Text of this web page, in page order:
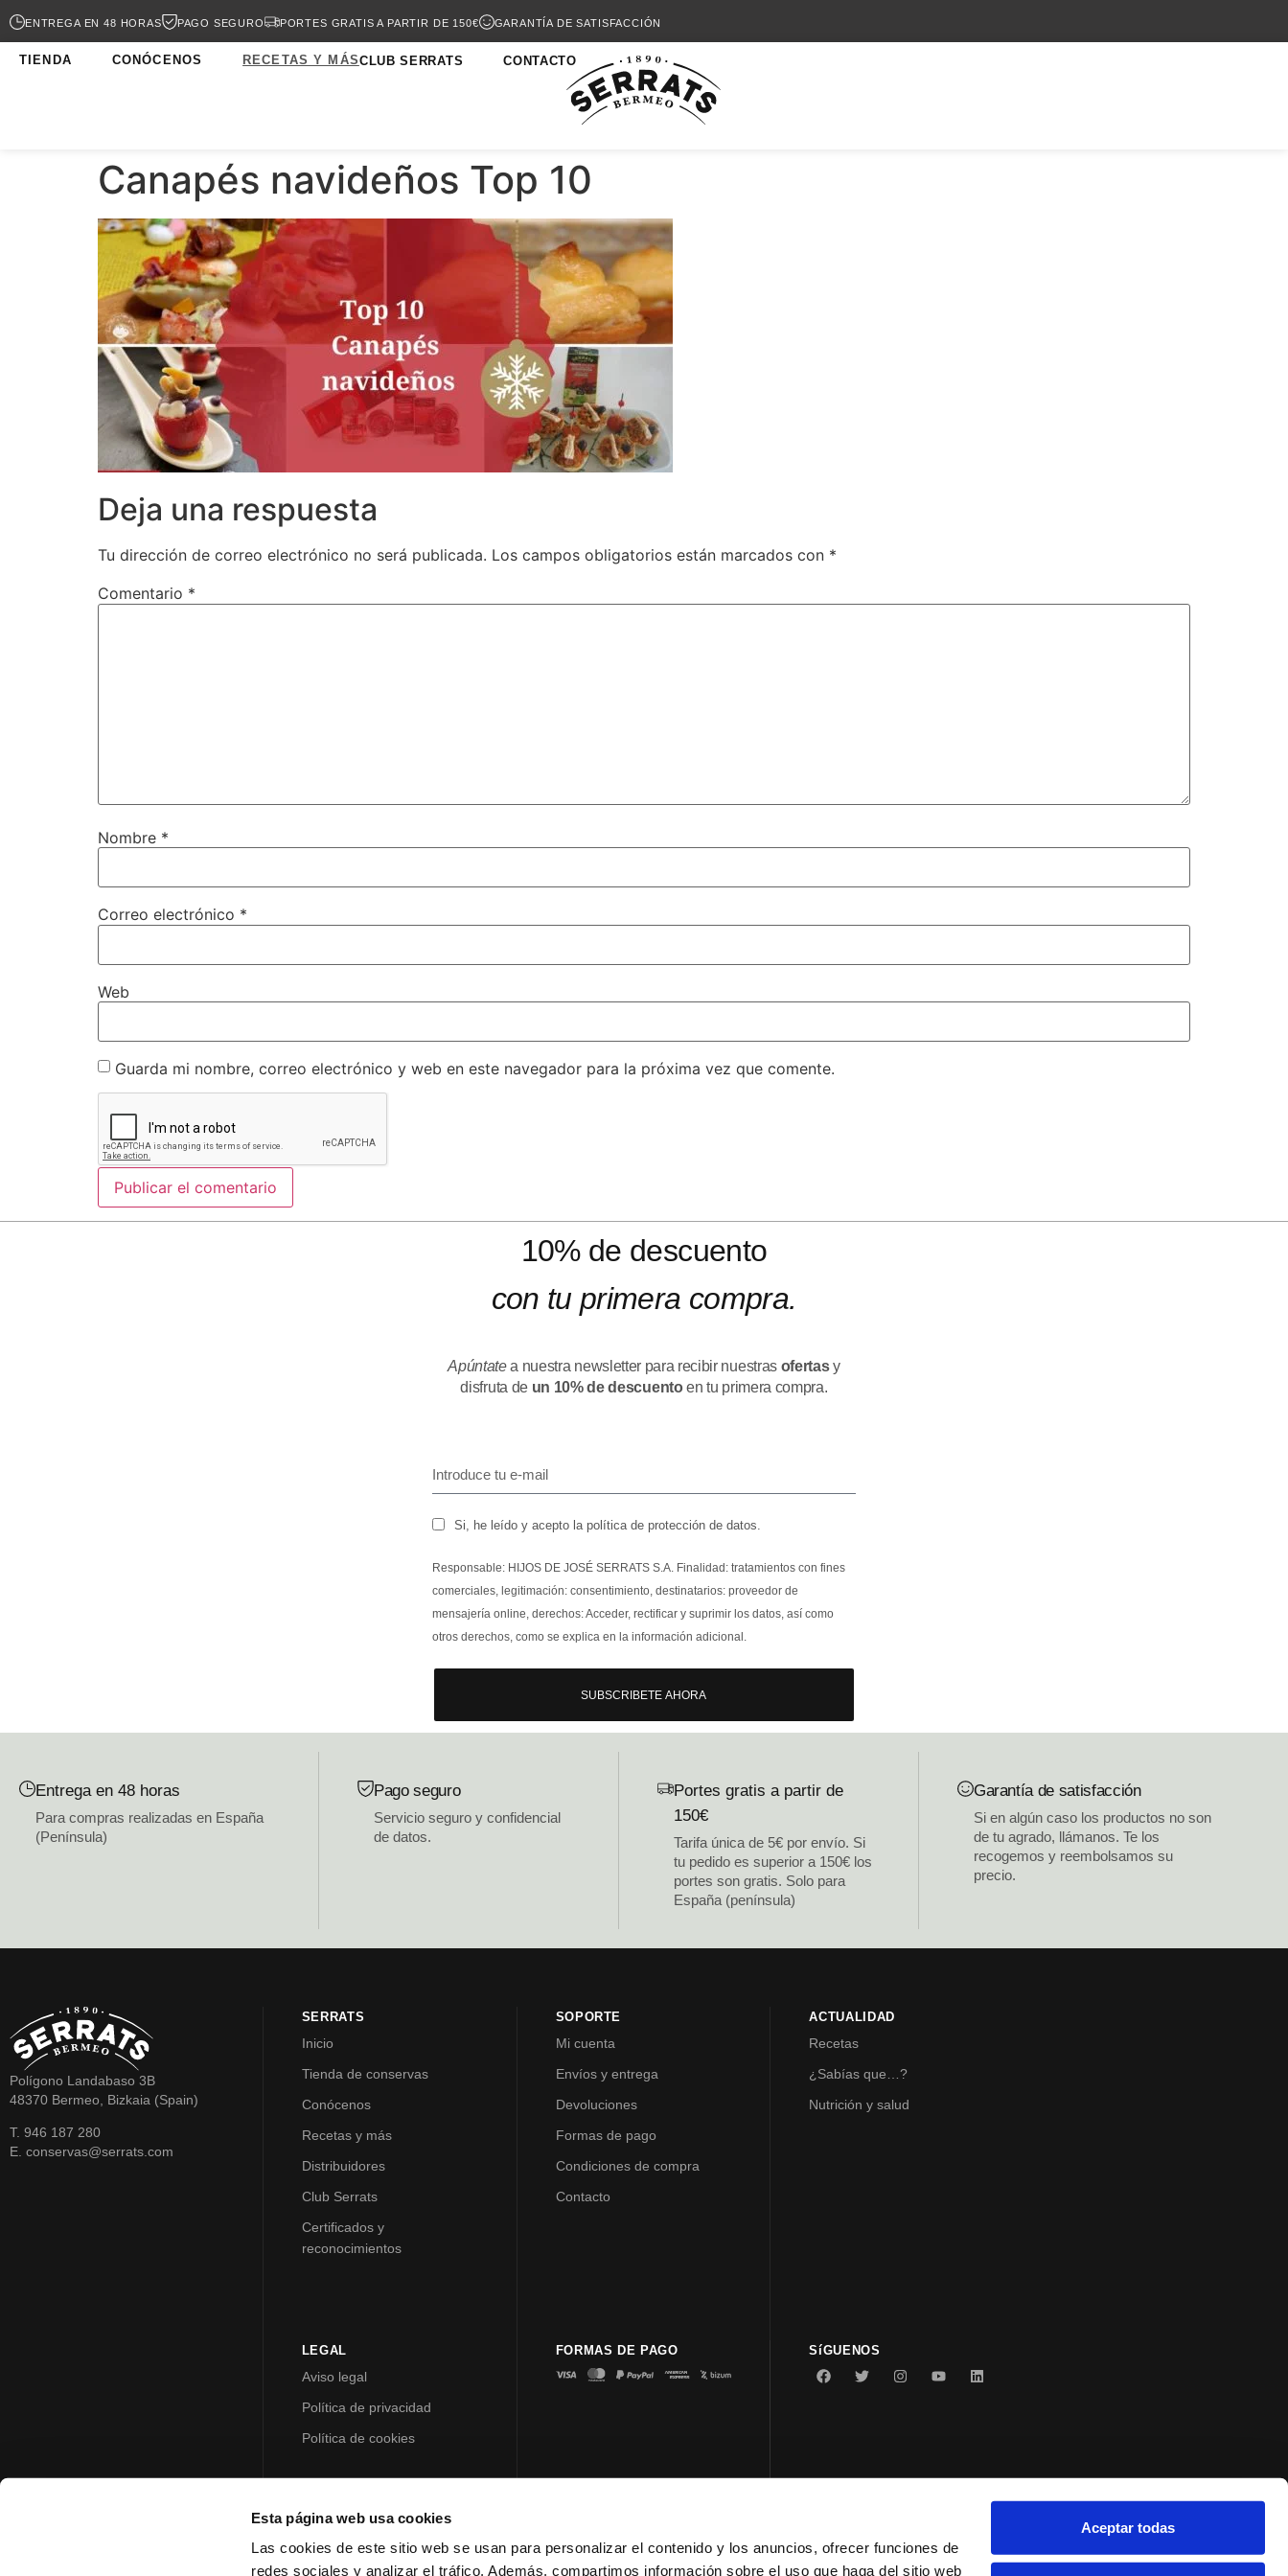
Esta página web usa cookies
Las cookies de este sitio web se usan para personalizar el contenido y los anuncios, ofrecer funciones de
redes sociales y analizar el tráfico. Además, compartimos información sobre el uso que haga del sitio web
Aceptar todas
ENTREGA EN 48 HORAS PAGO SEGURO PORTES GRATIS A PARTIR DE 150€ GARANTÍA DE SATISFACCIÓN
TIENDA CONÓCENOS RECETAS Y MÁSCLUB SERRATS CONTACTO
Canapés navideños Top 10
Deja una respuesta
Tu dirección de correo electrónico no será publicada. Los campos obligatorios están marcados con *
Comentario *
Nombre *
Correo electrónico *
Web
Guarda mi nombre, correo electrónico y web en este navegador para la próxima vez que comente.
10% de descuento
con tu primera compra.
Apúntatea nuestra newsletter para recibir nuestras ofertasy
disfruta de un 10% de descuentoen tu primera compra.
Si, he leído y acepto la política de protección de datos.
Responsable: HIJOS DE JOSÉ SERRATS S.A. Finalidad: tratamientos con fines
comerciales, legitimación: consentimiento, destinatarios: proveedor de
mensajería online, derechos: Acceder, rectificar y suprimir los datos, así como
otros derechos, como se explica en la información adicional.
SUBSCRIBETE AHORA
Entrega en 48 horas
Para compras realizadas en España
(Península)
Pago seguro
Servicio seguro y confidencial
de datos.
Portes gratis a partir de
150€
Tarifa única de 5€ por envío. Si
tu pedido es superior a 150€ los
portes son gratis. Solo para
España (península)
Garantía de satisfacción
Si en algún caso los productos no son
de tu agrado, llámanos. Te los
recogemos y reembolsamos su
precio.
Polígono Landabaso 3B
48370 Bermeo, Bizkaia (Spain)
T. 946 187 280
E. conservas@serrats.com
SERRATS
Inicio
Tienda de conservas
Conócenos
Recetas y más
Distribuidores
Club Serrats
Certificados y
reconocimientos
SOPORTE
Mi cuenta
Envíos y entrega
Devoluciones
Formas de pago
Condiciones de compra
Contacto
ACTUALIDAD
Recetas
¿Sabías que…?
Nutrición y salud
LEGAL
Aviso legal
Política de privacidad
Política de cookies
FORMAS DE PAGO SíGUENOS
© 2023 Conservas Serrats